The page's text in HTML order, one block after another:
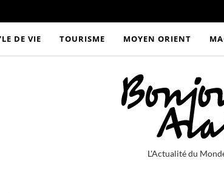
DE VIE TOURISME MOYEN ORIENT
L'Actualité du